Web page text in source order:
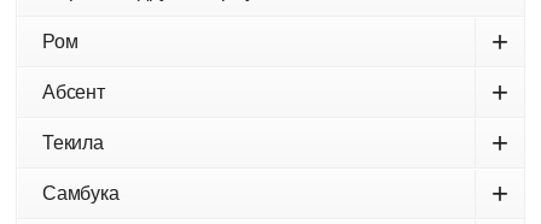
Ром +
Абсент +
Текила +
Самбука +